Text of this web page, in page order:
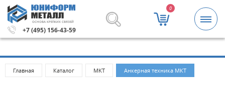
ОСНОВА КРЕПКИХ СВЯЗЕЙ
+7 (495) 156-43-59
0
рублей.Метизы и крепежные изделия оптом.
Главная Каталог MKT Анкерная техника МКТ